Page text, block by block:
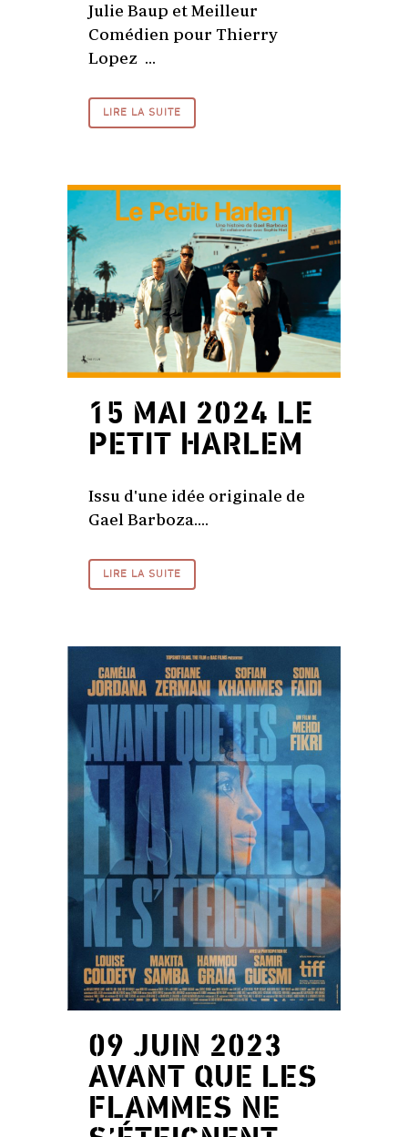
Julie Baup et Meilleur
Comédien pour Thierry
Lopez ...
LIRE LA SUITE
15 MAI 2024 LE
PETIT HARLEM
Issu d'une idée originale de
Gael Barboza....
LIRE LA SUITE
09 JUIN 2023
AVANT QUE LES
FLAMMES NE